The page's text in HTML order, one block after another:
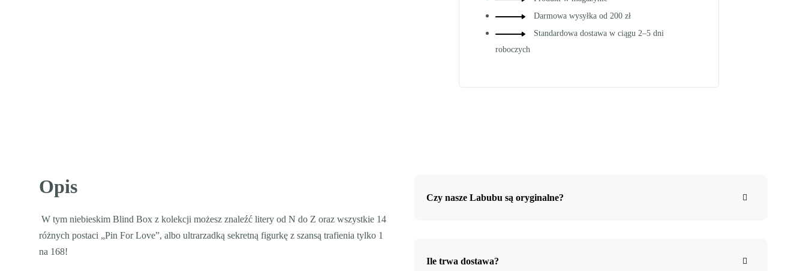
Darmowa wysyłka od 200 zł
Standardowa dostawa w ciągu 2–5 dni
roboczych
Opis
W tym niebieskim Blind Box z kolekcji możesz znaleźć litery od N do Z oraz wszystkie 14
różnych postaci „Pin For Love”, albo ultrarzadką sekretną figurkę z szansą trafienia tylko 1
na 168!
Czy nasze Labubu są oryginalne?
Ile trwa dostawa?